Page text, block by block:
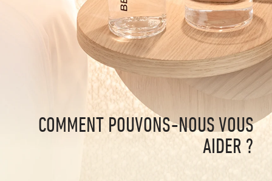
COMMENT POUVONS-NOUS VOUS
AIDER ?